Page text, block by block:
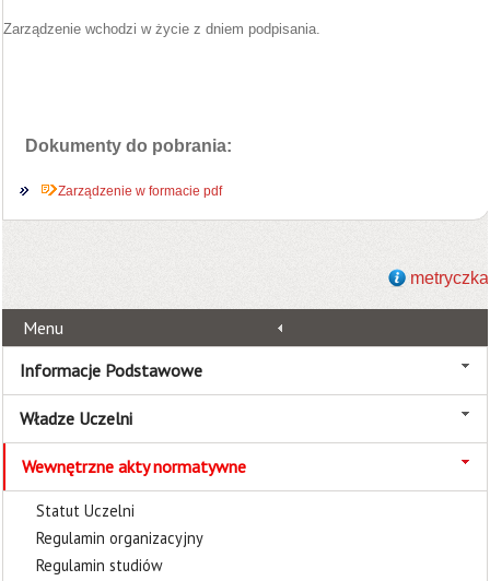
Zarządzenie wchodzi w życie z dniem podpisania.
Dokumenty do pobrania:
Zarządzenie w formacie pdf
metryczka
Menu
Informacje Podstawowe
Władze Uczelni
Wewnętrzne akty normatywne
Statut Uczelni
Regulamin organizacyjny
Regulamin studiów